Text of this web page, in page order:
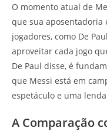
O momento atual de
que sua aposentadoria
jogadores, como De
aproveitar cada jogo
De Paul disse, é
que Messi está em
espetáculo e uma
A Comparação